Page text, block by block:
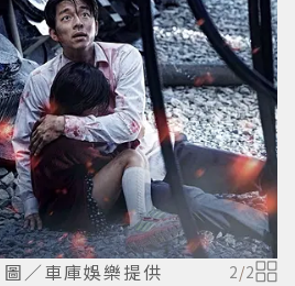
／車庫娛樂提供 2/2